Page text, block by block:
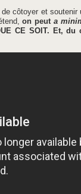
côtoyer et soutenir
on peuta
CE SOIT. Et, du